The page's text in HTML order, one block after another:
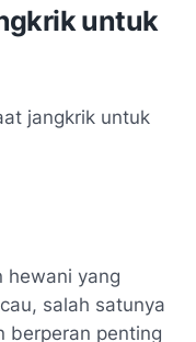
untuk
jangkrik untuk
hewani yang
salah satunya
berperan penting